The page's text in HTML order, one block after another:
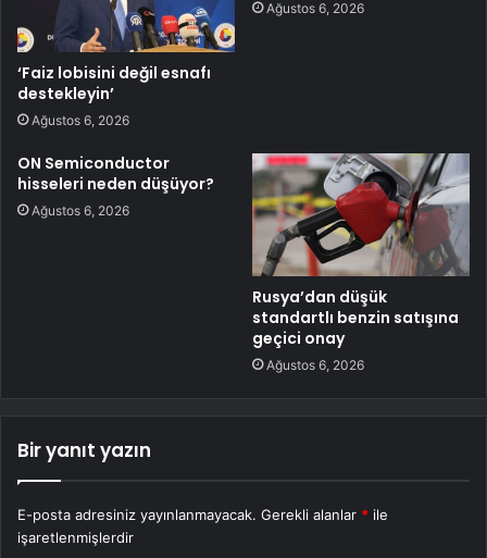
‘Faiz lobisini değil esnafı
destekleyin’
Ağustos 6, 2026
Ağustos 6, 2026
ON Semiconductor
hisseleri neden düşüyor?
Ağustos 6, 2026
Rusya’dan düşük
standartlı benzin satışına
geçici onay
Ağustos 6, 2026
Bir yanıt yazın
E-posta adresiniz yayınlanmayacak. Gerekli alanlar * ile
işaretlenmişlerdir